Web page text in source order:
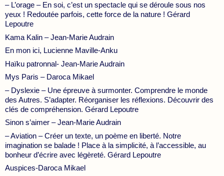
– L’orage – En soi, c’est un spectacle qui se déroule sous nos
yeux ! Redoutée parfois, cette force de la nature ! Gérard
Lepoutre
Kama Kalin – Jean-Marie Audrain
En mon ici, Lucienne Maville-Anku
Haïku patronnal- Jean-Marie Audrain
Mys Paris – Daroca Mikael
– Dyslexie – Une épreuve à surmonter. Comprendre le monde
des Autres. S’adapter. Réorganiser les réflexions. Découvrir des
clés de compréhension. Gérard Lepoutre
Sinon s’aimer – Jean-Marie Audrain
– Aviation – Créer un texte, un poème en liberté. Notre
imagination se balade ! Place à la simplicité, à l’accessible, au
bonheur d’écrire avec légèreté. Gérard Lepoutre
Auspices-Daroca Mikael